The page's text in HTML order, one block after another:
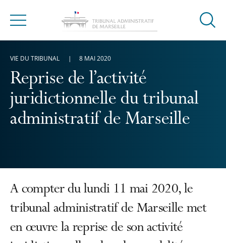
Menu
Ouvrir
Reprise de l’activité
juridictionnelle du tribunal
administratif de Marseille
VIE DU TRIBUNAL 8 MAI 2020
A compter du lundi 11 mai 2020, le
tribunal administratif de Marseille met
en œuvre la reprise de son activité